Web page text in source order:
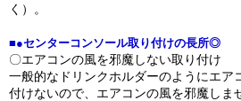
く）。
■●センターコンソール取り付けの長所◎
〇エアコンの風を邪魔しない取り付け
一般的なドリンクホルダーのようにエア
付けないので、エアコンの風を邪魔しま